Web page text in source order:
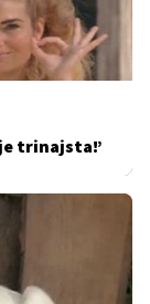
trinajsta!’